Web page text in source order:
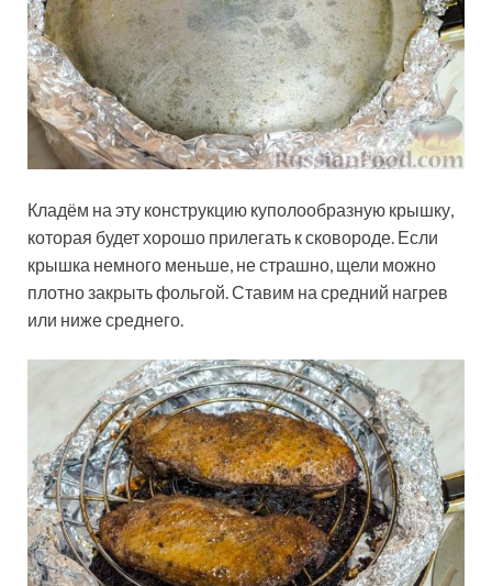
Кладём на эту конструкцию куполообразную крышку,
которая будет хорошо прилегать к сковороде. Если
крышка немного меньше, не страшно, щели можно
плотно закрыть фольгой. Ставим на средний нагрев
или ниже среднего.